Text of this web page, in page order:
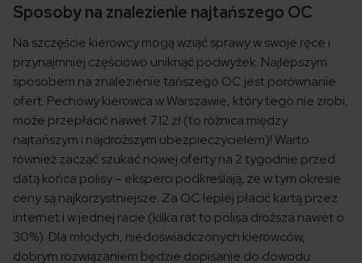
Sposoby na znalezienie najtańszego OC
Na szczęście kierowcy mogą wziąć sprawy w swoje ręce i
przynajmniej częściowo uniknąć podwyżek. Najlepszym
sposobem na znalezienie tańszego OC jest porównanie
ofert. Pechowy kierowca w Warszawie, który tego nie zrobi,
może przepłacić nawet 712 zł (to różnica między
najtańszym i najdroższym ubezpieczycielem)! Warto
również zacząć szukać nowej oferty na 2 tygodnie przed
datą końca polisy – eksperci podkreślają, że w tym okresie
ceny są najkorzystniejsze. Za OC lepiej płacić kartą przez
internet i w jednej racie (kilka rat to polisa droższa nawet o
30%). Dla młodych, niedoświadczonych kierowców,
dobrym rozwiązaniem będzie dopisanie do dowodu